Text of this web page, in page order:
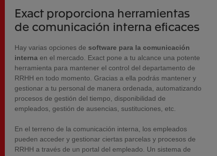
Exact proporciona herramientas
de comunicación interna eficaces
Hay varias opciones de software para la comunicación
interna en el mercado. Exact pone a tu alcance una potente
herramienta para mantener el control del departamento de
RRHH en todo momento. Gracias a ella podrás mantener y
gestionar a tu personal de manera ordenada, automatizando
procesos de gestión del tiempo, disponibilidad de
empleados, gestión de ausencias, sustituciones, etc.
En el terreno de la comunicación interna, los empleados
pueden acceder y gestionar ciertas parcelas y procesos de
RRHH a través de un portal del empleado. Un sistema de